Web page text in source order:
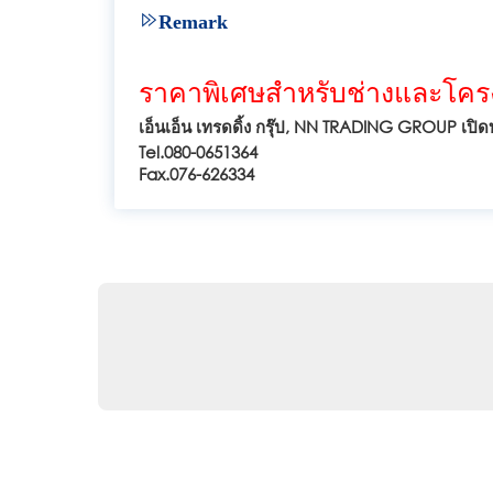
Remark
ราคาพิเศษสำหรับช่างและโค
เอ็นเอ็น เทรดดิ้ง กรุ๊ป, NN TRADING GROUP เปิ
Tel.080-0651364
Fax.076-626334